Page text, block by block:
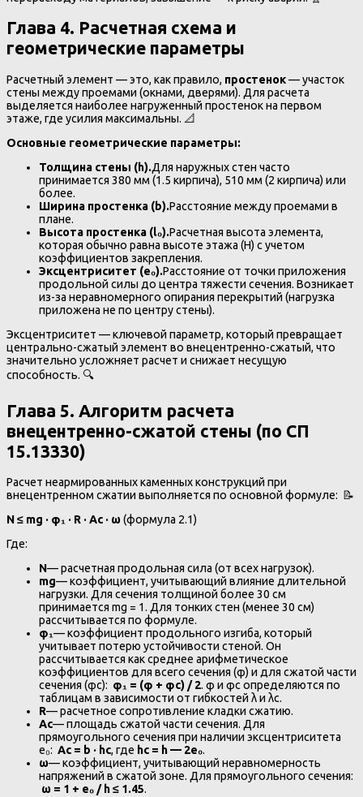
Глава 4. Расчетная схема и
геометрические параметры
Расчетный элемент — это, как правило, простенок— участок
стены между проемами (окнами, дверями). Для расчета
выделяется наиболее нагруженный простенок на первом
этаже, где усилия максимальны. 📐
Основные геометрические параметры:
Толщина стены (h).Для наружных стен часто
принимается 380 мм (1.5 кирпича), 510 мм (2 кирпича) или
более.
Ширина простенка (b).Расстояние между проемами в
плане.
Высота простенка (l₀).Расчетная высота элемента,
которая обычно равна высоте этажа (H) с учетом
коэффициентов закрепления.
Эксцентриситет (e₀).Расстояние от точки приложения
продольной силы до центра тяжести сечения. Возникает
из-за неравномерного опирания перекрытий (нагрузка
приложена не по центру стены).
Эксцентриситет — ключевой параметр, который превращает
центрально-сжатый элемент во внецентренно-сжатый, что
значительно усложняет расчет и снижает несущую
способность. 🔍
Глава 5. Алгоритм расчета
внецентренно-сжатой стены (по СП
15.13330)
Расчет неармированных каменных конструкций при
внецентренном сжатии выполняется по основной формуле: 📝
N ≤ mg · φ₁ · R · Ac · ω(формула 2.1)
Где:
N— расчетная продольная сила (от всех нагрузок).
mg— коэффициент, учитывающий влияние длительной
нагрузки. Для сечения толщиной более 30 см
принимается mg = 1. Для тонких стен (менее 30 см)
рассчитывается по формуле.
φ₁— коэффициент продольного изгиба, который
учитывает потерю устойчивости стеной. Он
рассчитывается как среднее арифметическое
коэффициентов для всего сечения (φ) и для сжатой части
сечения (φc): φ₁ = (φ + φc) / 2. φ и φc определяются по
таблицам в зависимости от гибкостей λ и λc.
R— расчетное сопротивление кладки сжатию.
Ac— площадь сжатой части сечения. Для
прямоугольного сечения при наличии эксцентриситета
e₀: Ac = b · hc, где hc = h — 2e₀.
ω— коэффициент, учитывающий неравномерность
напряжений в сжатой зоне. Для прямоугольного сечения:
ω = 1 + e₀ / h ≤ 1.45.